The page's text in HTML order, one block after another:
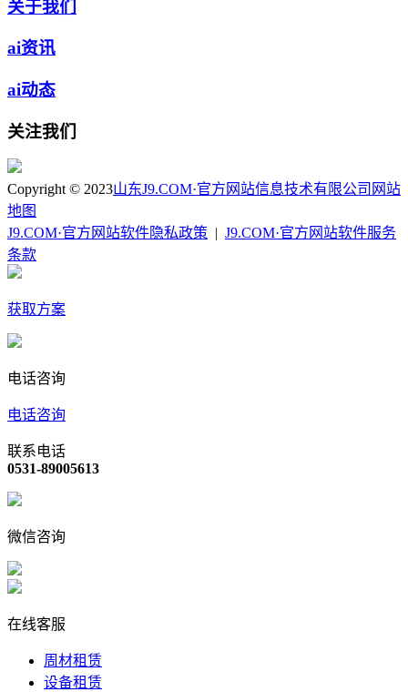
关于我们
ai资讯
ai动态
关注我们
Copyright © 2023山东J9.COM·官方网站信息技术有限公司 网站
地图
J9.COM·官方网站软件隐私政策
J9.COM·官方网站软件服务
条款
获取方案
电话咨询
电话咨询
联系电话
0531-89005613
微信咨询
在线客服
周材租赁
设备租赁